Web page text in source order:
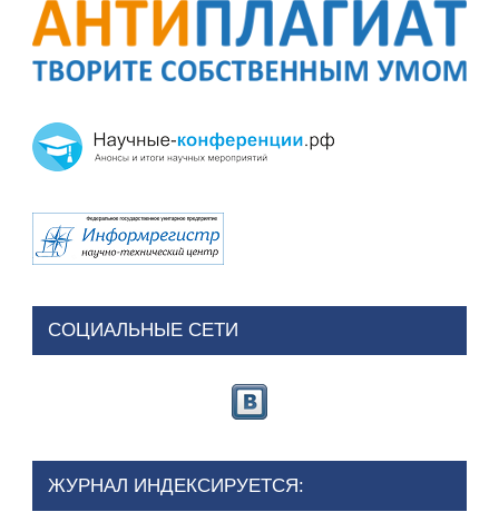
СОЦИАЛЬНЫЕ СЕТИ
ЖУРНАЛ ИНДЕКСИРУЕТСЯ: